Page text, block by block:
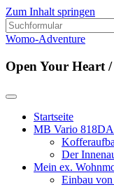
Zum Inhalt springen
Suchen
nach:
Womo-Adventure
Open Your Heart
Startseite
MB Vario 818DA
Der
Mein ex.
Einbau